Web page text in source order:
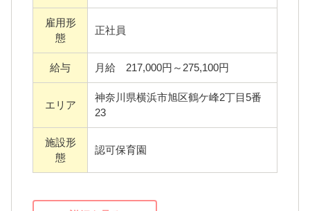
す。
3. 暮らしを支える福利厚生
家賃補助制度あり： 本人負担は実質30,000円
程度（社内規定あり）。遠方からのご応募も
大歓迎です！
【## 園庭がないからこそ、広がる世界があり
当園には園庭がありません。しかし、それは
・4ヵ月分以上の賞与支給あり♪高いモチベー
ションでお仕事に取り組むことができます
よ。
雇用形
態
正社員
給与 月給 217,000円～275,100円
エリア
神奈川県横浜市旭区鶴ケ峰2丁目5番
23
施設形
態
認可保育園